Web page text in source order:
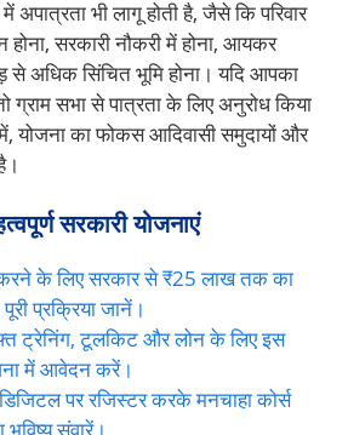
अपात्रता भी लागू होती है, जैसे कि परिवार
होना, सरकारी नौकरी में होना, आयकर
से अधिक सिंचित भूमि होना। यदि आपका
ग्राम सभा से पात्रता के लिए अनुरोध किया
योजना का फोकस आदिवासी समुदायों और
सरकारी योजनाएं
के लिए सरकार से ₹25 लाख तक का
प्रक्रिया जानें।
ट्रेनिंग, टूलकिट और लोन के लिए इस
में आवेदन करें।
पर रजिस्टर करके मनचाहा कोर्स